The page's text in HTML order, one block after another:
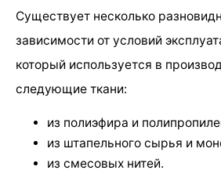
Существует несколько
зависимости от условий
который используется в
следующие ткани:
из полиэфира и
из штапельного сырья и
из смесовых нитей.